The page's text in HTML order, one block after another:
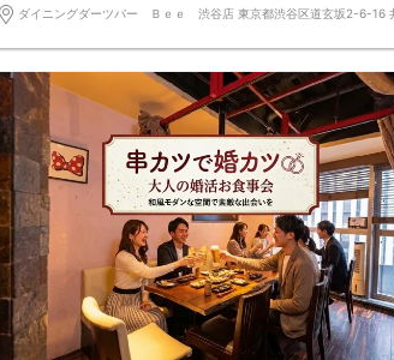
徴収表の写メや持参でも参加可能です。 公的身分証明できるものが持参
できないとご参加ができません。 特別枠もございます。 参加条件が確認
加条件が確認できない、該当しない場合ご参加をお断りします。その場
参加費のご返金はございません。
付開始
時間厳守でお願いしておりますが遅れる場合もokです。
ベントスタート！
全員で乾杯を行い自己紹介後、ダーツをしながら交流開始！！参加人数に
っては席替えを実施しますので全員と交流いただきます。途中で連絡先
交換タイムも設けております♪
ベント終了
本日の出会いをこれからも大切にしていただけたら嬉しいです。
しいダーツ会
会場は開放的なおしゃれな空間です。初心者の方も気軽にできるダーツ♪
ーツ経験者の方はぜひぜひ教えてあげてください♪
率が偏る場合もございます。
比率は調整されていません。ご理解の上ご参加をお願い致します。
ﾟ･:,｡ﾟ･:,｡★ﾟ･:,｡ﾟ･:,｡☆ﾟ･:,｡ﾟ･:,｡★ﾟ･:,｡ﾟ･:,｡☆ﾟ･:,｡ﾟ･:,｡★ﾟ･: